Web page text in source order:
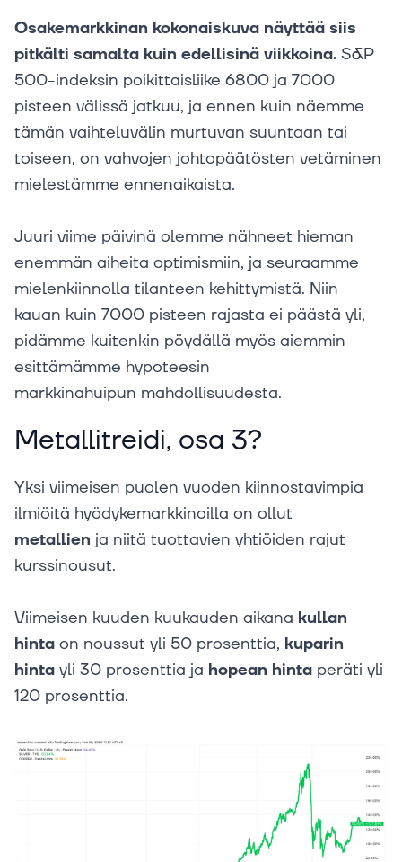
Osakemarkkinan kokonaiskuva näyttää siis
pitkälti samalta kuin edellisinä viikkoina. S&P
500-indeksin poikittaisliike 6800 ja 7000
pisteen välissä jatkuu, ja ennen kuin näemme
tämän vaihteluvälin murtuvan suuntaan tai
toiseen, on vahvojen johtopäätösten vetäminen
mielestämme ennenaikaista.
Juuri viime päivinä olemme nähneet hieman
enemmän aiheita optimismiin, ja seuraamme
mielenkiinnolla tilanteen kehittymistä. Niin
kauan kuin 7000 pisteen rajasta ei päästä yli,
pidämme kuitenkin pöydällä myös aiemmin
esittämämme hypoteesin
markkinahuipun mahdollisuudesta.
Metallitreidi, osa 3?
Yksi viimeisen puolen vuoden kiinnostavimpia
ilmiöitä hyödykemarkkinoilla on ollut
metallien ja niitä tuottavien yhtiöiden rajut
kurssinousut.
Viimeisen kuuden kuukauden aikana kullan
hinta on noussut yli 50 prosenttia, kuparin
hinta yli 30 prosenttia ja hopean hinta peräti yli
120 prosenttia.